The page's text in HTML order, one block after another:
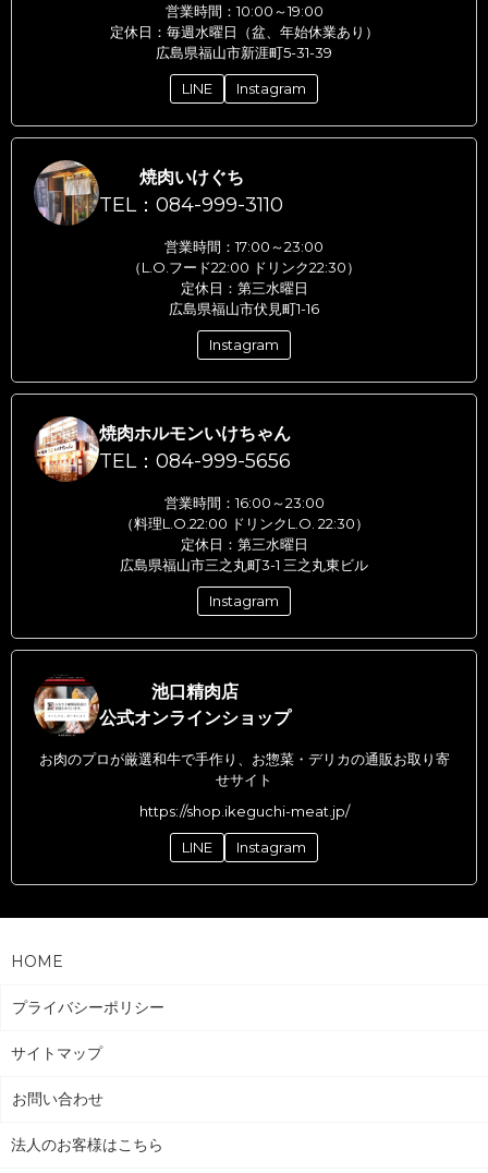
営業時間：10:00～19:00
定休日：毎週水曜日（盆、年始休業あり）
広島県福山市新涯町5-31-39
LINE Instagram
焼肉いけぐち
TEL：084-999-3110
営業時間：17:00～23:00
（L.O.フード22:00 ドリンク22:30）
定休日：第三水曜日
広島県福山市伏見町1-16
Instagram
焼肉ホルモンいけちゃん
TEL：084-999-5656
営業時間：16:00～23:00
（料理L.O.22:00 ドリンクL.O. 22:30）
定休日：第三水曜日
広島県福山市三之丸町3-1 三之丸東ビル
Instagram
池口精肉店
公式オンラインショップ
お肉のプロが厳選和牛で手作り、お惣菜・デリカの通販お取り寄
せサイト
https://shop.ikeguchi-meat.jp/
LINE Instagram
HOME
プライバシーポリシー
サイトマップ
お問い合わせ
法人のお客様はこちら